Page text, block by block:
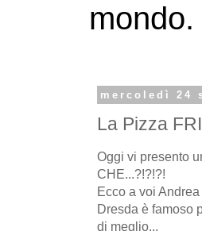
mondo.
mercoledì 24
La Pizza
Oggi vi presento
CHE...?!?!?!
Ecco a voi
Dresda è famoso
di meglio...